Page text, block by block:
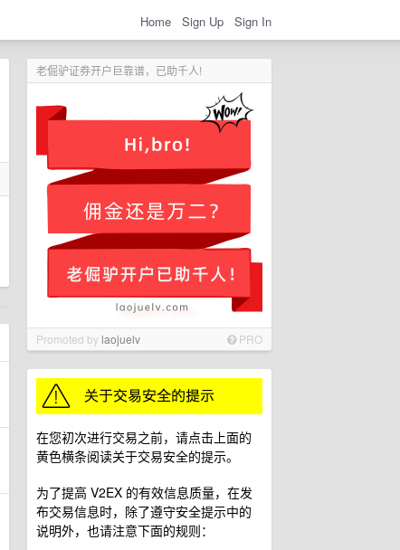
Home Sign Up Sign In
老倔驴证券开户巨靠谱，已助千人!
Promoted bylaojuelv PRO
在您初次进行交易之前，请点击上面的
黄色横条阅读关于交易安全的提示。
为了提高 V2EX 的有效信息质量，在发
布交易信息时，除了遵守安全提示中的
说明外，也请注意下面的规则：